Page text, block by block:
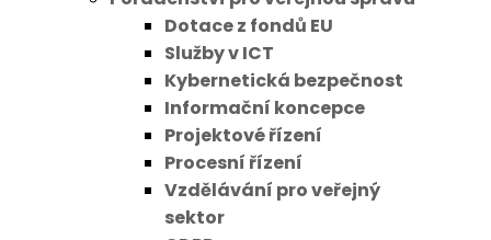
Dotace z fondů EU
Služby v ICT
Kybernetická bezpečnost
Informační koncepce
Projektové řízení
Procesní řízení
Vzdělávání pro veřejný
sektor